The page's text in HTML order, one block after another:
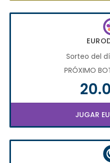
Sorteo del
PRÓXIMO
JUGAR